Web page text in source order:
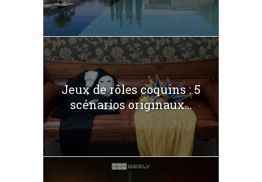
Jeux de rôles coquins : 5
scénarios originaux...